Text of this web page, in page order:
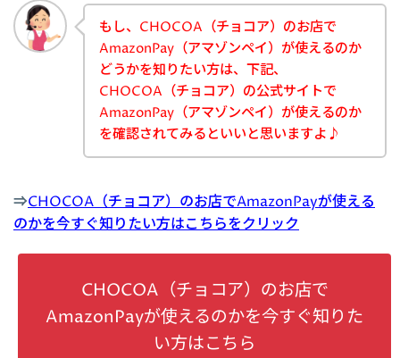
もし、CHOCOA（チョコア）のお店で
AmazonPay（アマゾンペイ）が使えるのか
どうかを知りたい方は、下記、
CHOCOA（チョコア）の公式サイトで
AmazonPay（アマゾンペイ）が使えるのか
を確認されてみるといいと思いますよ♪
⇒CHOCOA（チョコア）のお店でAmazonPayが使える
のかを今すぐ知りたい方はこちらをクリック
CHOCOA（チョコア）のお店で
AmazonPayが使えるのかを今すぐ知りた
い方はこちら